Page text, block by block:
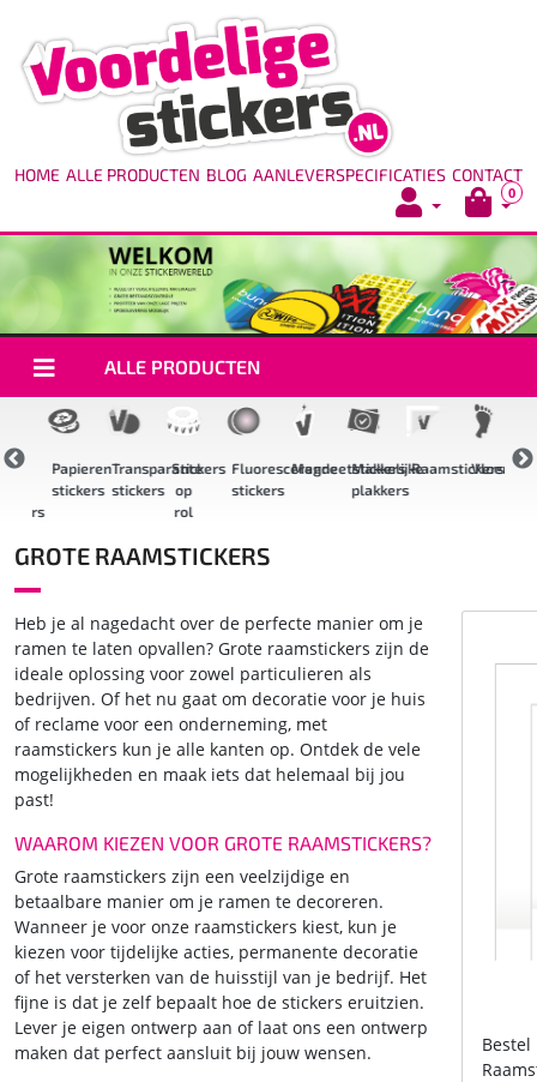
HOME ALLE PRODUCTEN BLOG AANLEVERSPECIFICATIES CONTACT
0
ALLE PRODUCTEN
Papieren
stickers
Transparante
stickers
Stickers
op
rol
Fluorescerende
stickers
Magneetstickers
Makkelijke
plakkers
Raamstickers
GROTE RAAMSTICKERS
Heb je al nagedacht over de perfecte manier om je
ramen te laten opvallen? Grote raamstickers zijn de
ideale oplossing voor zowel particulieren als
bedrijven. Of het nu gaat om decoratie voor je huis
of reclame voor een onderneming, met
raamstickers kun je alle kanten op. Ontdek de vele
mogelijkheden en maak iets dat helemaal bij jou
past!
WAAROM KIEZEN VOOR GROTE RAAMSTICKERS?
Grote raamstickers zijn een veelzijdige en
betaalbare manier om je ramen te decoreren.
Wanneer je voor onze raamstickers kiest, kun je
kiezen voor tijdelijke acties, permanente decoratie
of het versterken van de huisstijl van je bedrijf. Het
fijne is dat je zelf bepaalt hoe de stickers eruitzien.
Lever je eigen ontwerp aan of laat ons een ontwerp
maken dat perfect aansluit bij jouw wensen.